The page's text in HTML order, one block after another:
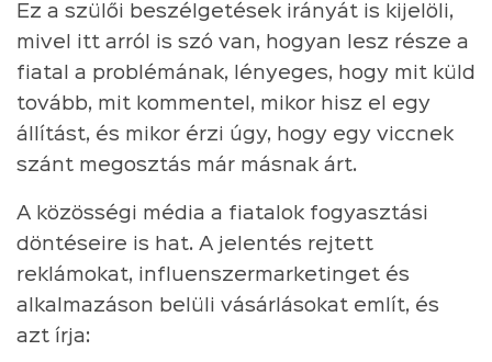
Ez a szülői beszélgetések irányát is kijelöli,
mivel itt arról is szó van, hogyan lesz része a
fiatal a problémának, lényeges, hogy mit küld
tovább, mit kommentel, mikor hisz el egy
állítást, és mikor érzi úgy, hogy egy viccnek
szánt megosztás már másnak árt.
A közösségi média a fiatalok fogyasztási
döntéseire is hat. A jelentés rejtett
reklámokat, influenszermarketinget és
alkalmazáson belüli vásárlásokat említ, és
azt írja: